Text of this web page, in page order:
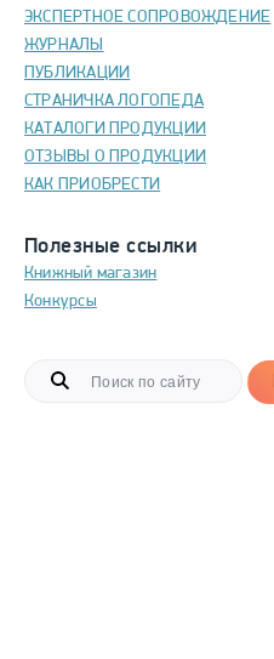
ЭКСПЕРТНОЕ СОПРОВОЖДЕНИЕ
ЖУРНАЛЫ
ПУБЛИКАЦИИ
СТРАНИЧКА ЛОГОПЕДА
КАТАЛОГИ ПРОДУКЦИИ
ОТЗЫВЫ О ПРОДУКЦИИ
КАК ПРИОБРЕСТИ
Полезные ссылки
Книжный магазин
Конкурсы